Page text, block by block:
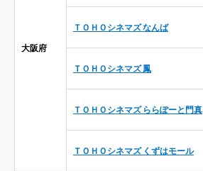
大阪府
ＴＯＨＯシネマズ なんば
ＴＯＨＯシネマズ 鳳
ＴＯＨＯシネマズ ららぽーと門真
ＴＯＨＯシネマズ くずはモール